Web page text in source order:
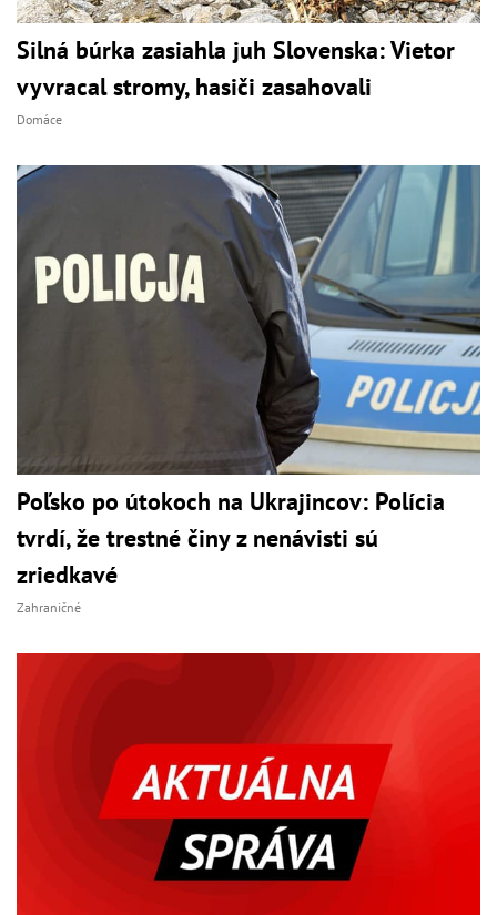
Silná búrka zasiahla juh Slovenska: Vietor
vyvracal stromy, hasiči zasahovali
Domáce
Poľsko po útokoch na Ukrajincov: Polícia
tvrdí, že trestné činy z nenávisti sú
zriedkavé
Zahraničné